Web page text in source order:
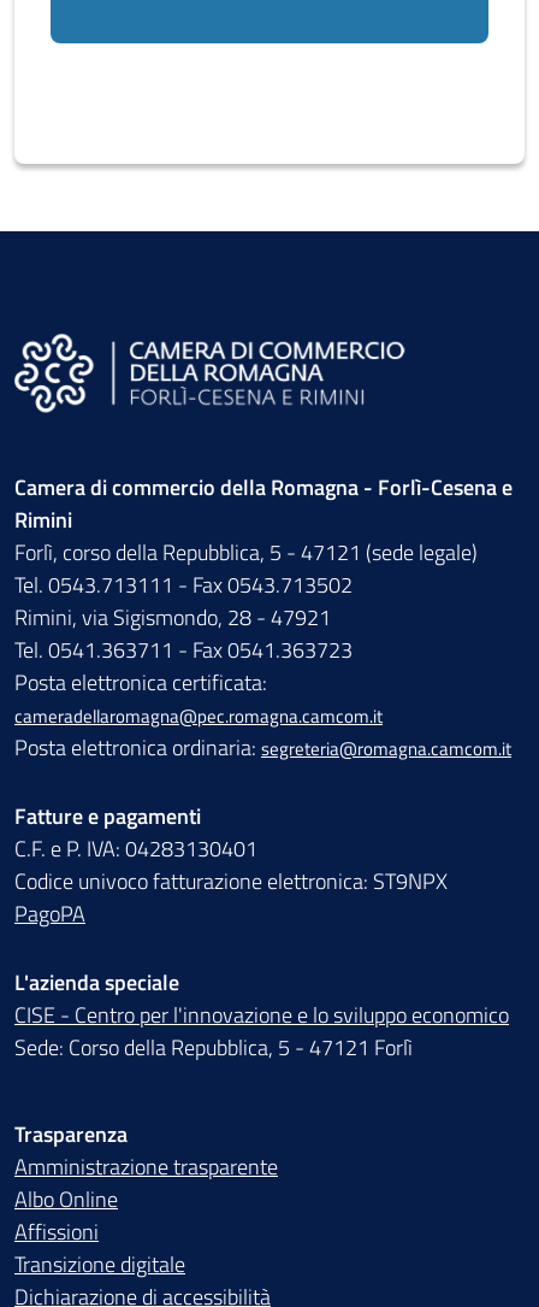
Camera di commercio della Romagna - Forlì-Cesena e
Rimini
Forlì, corso della Repubblica, 5 - 47121 (sede legale)
Tel. 0543.713111 - Fax 0543.713502
Rimini, via Sigismondo, 28 - 47921
Tel. 0541.363711 - Fax 0541.363723
Posta elettronica certificata:
cameradellaromagna@pec.romagna.camcom.it
Posta elettronica ordinaria: segreteria@romagna.camcom.it
Fatture e pagamenti
C.F. e P. IVA: 04283130401
Codice univoco fatturazione elettronica: ST9NPX
PagoPA
L'azienda speciale
CISE - Centro per l'innovazione e lo sviluppo economico
Sede: Corso della Repubblica, 5 - 47121 Forlì
Trasparenza
Amministrazione trasparente
Albo Online
Affissioni
Transizione digitale
Dichiarazione di accessibilità